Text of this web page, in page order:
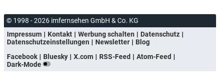
© 1998 - 2026 imfernsehen GmbH & Co. KG
Impressum
Kontakt Werbung schalten
Datenschutz
Datenschutzeinstellungen
Newsletter
Blog
Facebook
Bluesky X.com RSS-Feed
Atom-Feed
Dark-Mode